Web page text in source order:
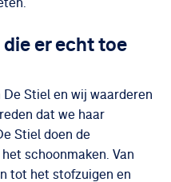
er echt toe
Stiel en wij waarderen
dat we haar
Stiel doen de
schoonmaken. Van
tot het stofzuigen en